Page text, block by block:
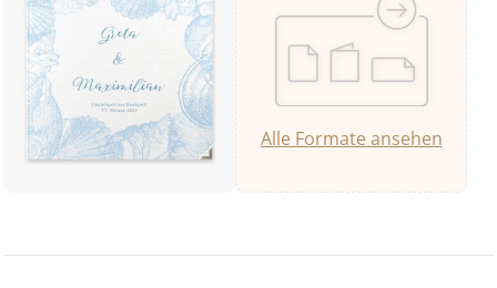
Alle Formate ansehen